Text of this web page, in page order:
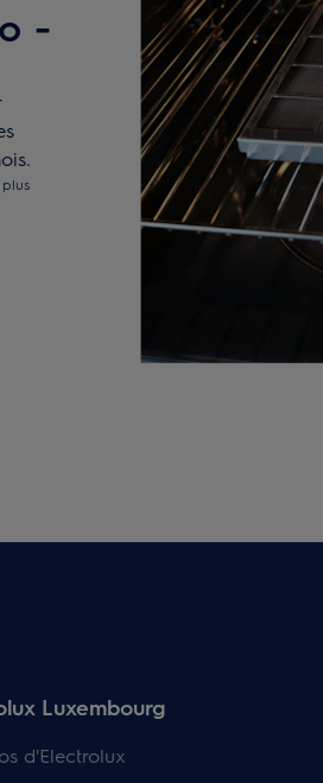
-
Luxembourg
d'Electrolux